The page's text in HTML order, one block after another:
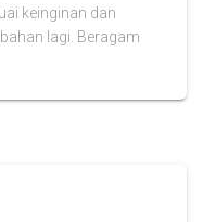
keinginan dan
lagi. Beragam